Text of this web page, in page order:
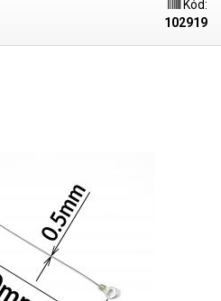
Kód:
102919